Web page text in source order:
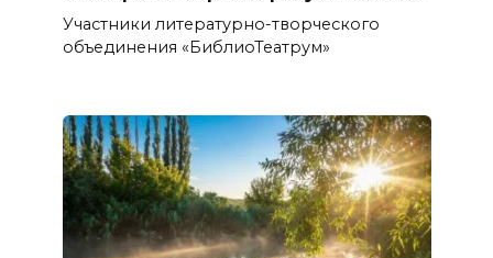
Участники литературно-творческого
объединения «БиблиоТеатрум»